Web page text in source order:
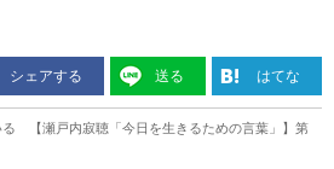
シェアする 送る はてな
る 【瀬戸内寂聴「今日を生きるための言葉」】第